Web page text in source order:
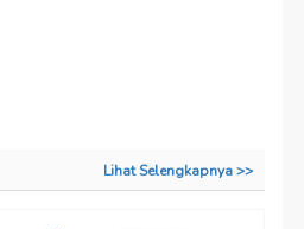
Lihat Selengkapnya >>